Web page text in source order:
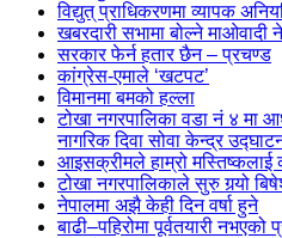
विद्युत् प्राधिकरणमा व्यापक
खबरदारी सभामा बोल्ने माओवादी
सरकार फेर्न हतार छैन – प्रचण्ड
कांग्रेस-एमाले ‘खटपट’
विमानमा बमको हल्ला
टोखा नगरपालिका वडा नं ४ मा
नागरिक दिवा सोवा केन्द्र
आइसक्रीमले हाम्रो मस्तिष्कलाई
टोखा नगरपालिकाले सुरु गर्‍यो
नेपालमा अझै केही दिन वर्षा हुने
बाढी–पहिरोमा पूर्वतयारी नभएको